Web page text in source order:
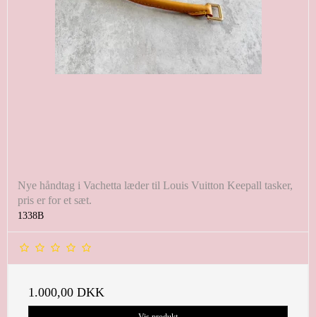
Nye håndtag i Vachetta læder til Louis Vuitton Keepall tasker,
pris er for et sæt.
1338B
1.000,00 DKK